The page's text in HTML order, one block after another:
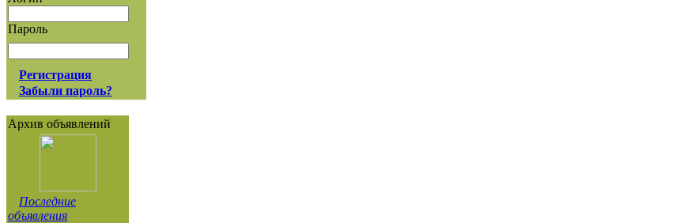
Пароль
Регистрация
Забыли пароль?
Архив объявлений
Последние
объявления